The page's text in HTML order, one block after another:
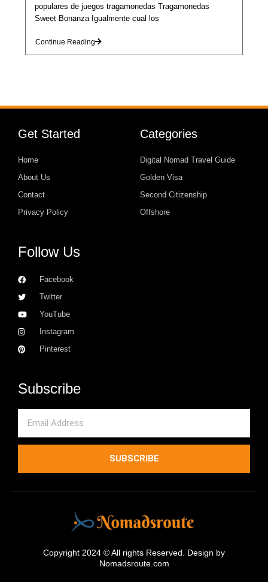
populares de juegos tragamonedas Tragamonedas
Sweet Bonanza Igualmente cual los
Continue Reading
Get Started
Home
About Us
Contact
Privacy Policy
Categories
Digital Nomad Travel Guide
Golden Visa
Second Citizenship
Offshore
Follow Us
Facebook
Twitter
YouTube
Instagram
Pinterest
Subscribe
SUBSCRIBE
Copyright 2024 © All rights Reserved. Design by
Nomadsroute.com